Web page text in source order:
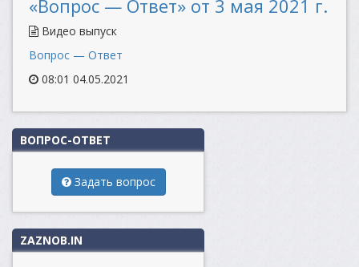
«Вопрос — Ответ» от 3 мая 2021 г.
Видео выпуск
Вопрос — Ответ
08:01 04.05.2021
ВОПРОС-ОТВЕТ
Задать вопрос
ZAZNOB.IN